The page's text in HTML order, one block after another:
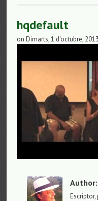
hqdefault
on Dimarts, 1 d'octubre,